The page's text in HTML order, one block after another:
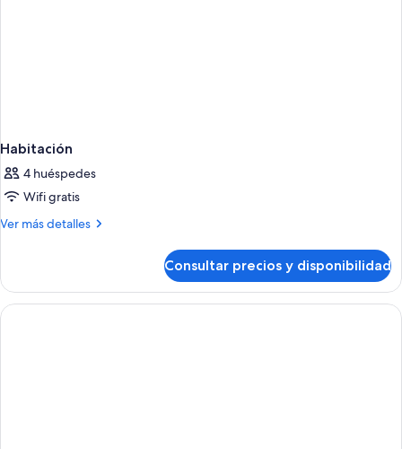
Habitación
4 huéspedes
Wifi gratis
Ver más detalles
Más
Consultar precios y disponibilidad